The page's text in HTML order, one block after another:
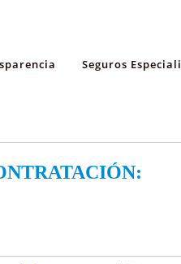
Seguros